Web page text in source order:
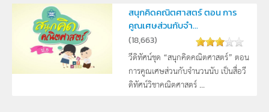
สนุกคิดคณิตศาสตร์ ตอน การ
คูณเศษส่วนกับจำ...
(18,663)
วีดิทัศน์ชุด “สนุกคิดคณิตศาสตร์” ตอน
การคูณเศษส่วนกับจำนวนนับ เป็นสื่อวี
ดิทัศน์วิชาคณิตศาสตร์ ...